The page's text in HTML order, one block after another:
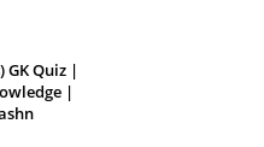
GK Quiz |
|